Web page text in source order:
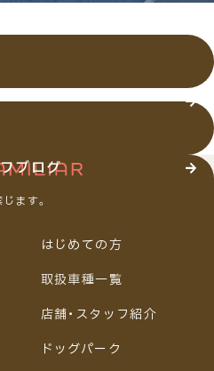
ッフ紹介
ブログ
ます。
はじめての方
取扱車種一覧
店舗・スタッフ紹介
ドッグパーク